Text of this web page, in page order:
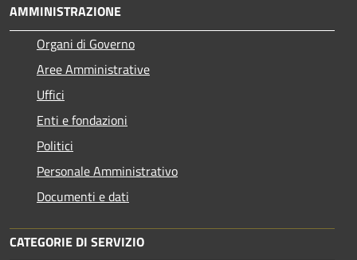
AMMINISTRAZIONE
Organi di Governo
Aree Amministrative
Uffici
Enti e fondazioni
Politici
Personale Amministrativo
Documenti e dati
CATEGORIE DI SERVIZIO